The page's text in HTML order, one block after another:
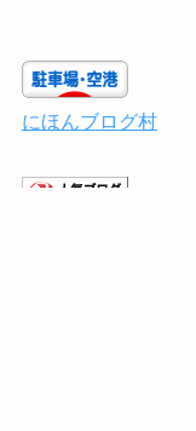
にほんブログ村